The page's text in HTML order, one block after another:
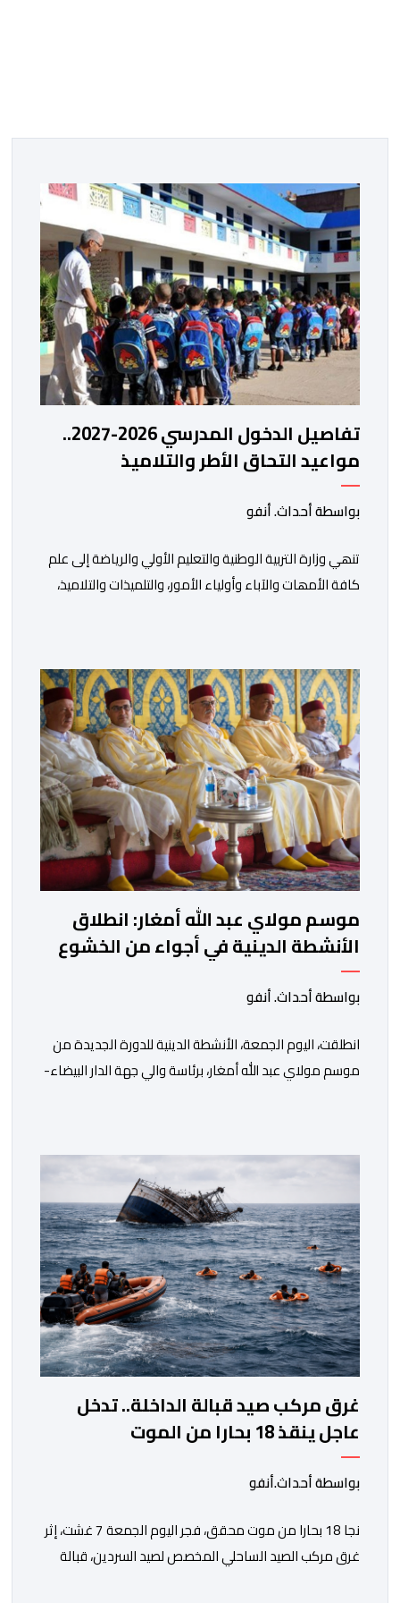
تفاصيل الدخول المدرسي 2026-2027..
مواعيد التحاق الأطر والتلاميذ
بالمؤسسات التعليمية
بواسطة أحداث. أنفو
تنھي وزارة التربیة الوطنیة والتعلیم الأولي والریاضة إلى علم
كافة الأمھات والآباء وأولیاء الأمور، والتلمیذات والتلامیذ،
المحدد سلفا طبقا لمقتضیات المقرر الوزاري رقم 047.26
الصادر بتاریخ 3 یولیوز 2026 بشأن تنظیم السنة الدراسیة.
وأوضحت الوزارة، في بلاغ، أن أطر […]
موسم مولاي عبد الله أمغار: انطلاق
الأنشطة الدينية في أجواء من الخشوع
الروحي
بواسطة أحداث. أنفو
انطلقت، اليوم الجمعة، الأنشطة الدينية للدورة الجديدة من
موسم مولاي عبد الله أمغار، برئاسة والي جهة الدار البيضاء-
المحلي للجديدة، وذلك بحضور شخصيات مدنية وعسكرية
ودينية. وجرت مراسيم افتتاح فعاليات الموسم بالخيمة
الرسمية، حيث أُلقيت كلمات كل من رئيس المجلس […]
غرق مركب صيد قبالة الداخلة.. تدخل
عاجل ينقذ 18 بحارا من الموت
بواسطة أحداث.أنفو
نجا 18 بحارا من موت محقق، فجر اليوم الجمعة 7 غشت، إثر
غرق مركب الصيد الساحلي المخصص لصيد السردين، قبالة